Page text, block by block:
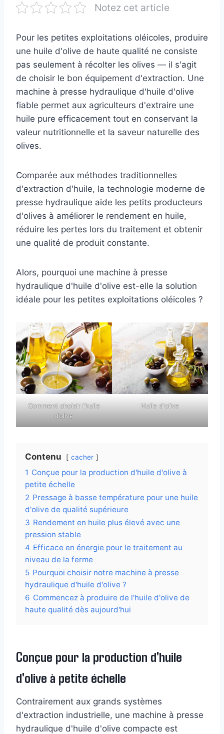
Notez cet article
Pour les petites exploitations oléicoles, produire
une huile d'olive de haute qualité ne consiste
pas seulement à récolter les olives — il s'agit
de choisir le bon équipement d'extraction. Une
machine à presse hydraulique d'huile d'olive
fiable permet aux agriculteurs d'extraire une
huile pure efficacement tout en conservant la
valeur nutritionnelle et la saveur naturelle des
olives.
Comparée aux méthodes traditionnelles
d'extraction d'huile, la technologie moderne de
presse hydraulique aide les petits producteurs
d'olives à améliorer le rendement en huile,
réduire les pertes lors du traitement et obtenir
une qualité de produit constante.
Alors, pourquoi une machine à presse
hydraulique d'huile d'olive est-elle la solution
idéale pour les petites exploitations oléicoles ?
Comment choisir l’huile
d’olive
Huile d'olive
Contenu cacher
1 Conçue pour la production d'huile d'olive à
petite échelle
2 Pressage à basse température pour une huile
d'olive de qualité supérieure
3 Rendement en huile plus élevé avec une
pression stable
4 Efficace en énergie pour le traitement au
niveau de la ferme
5 Pourquoi choisir notre machine à presse
hydraulique d'huile d'olive ?
6 Commencez à produire de l'huile d'olive de
haute qualité dès aujourd'hui
Conçue pour la production d'huile
d'olive à petite échelle
Contrairement aux grands systèmes
d'extraction industrielle, une machine à presse
hydraulique d'huile d'olive compacte est